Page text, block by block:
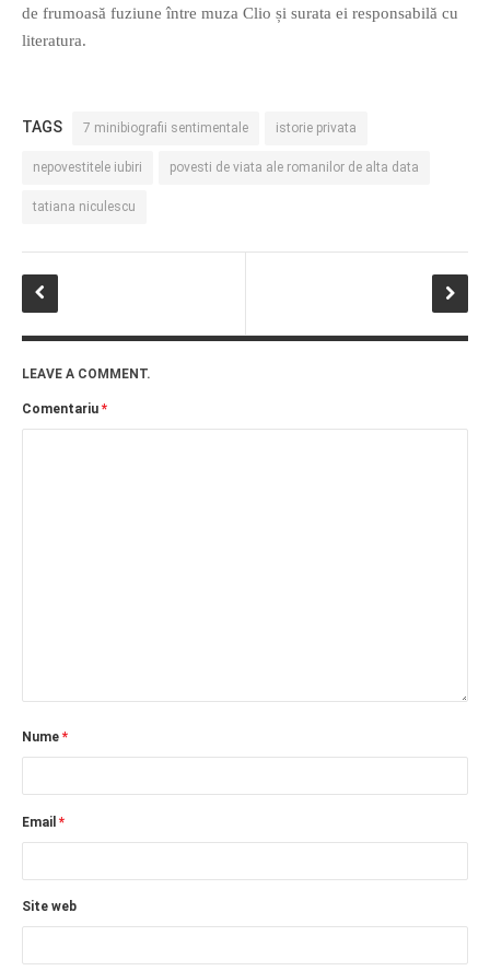
PRIETENI APROPIATI
Vreau-schimbare.ro
de frumoasă fuziune între muza Clio și surata ei responsabilă cu
literatura.
TAGS 7 minibiografii sentimentale istorie privata
nepovestitele iubiri povesti de viata ale romanilor de alta data
tatiana niculescu
LEAVE A COMMENT.
Comentariu *
Nume *
Email *
Site web